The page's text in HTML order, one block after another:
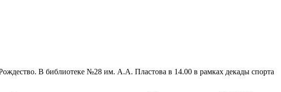
В библиотеке №28 им. А.А. Пластова в 14.00 в рамках декады спорта